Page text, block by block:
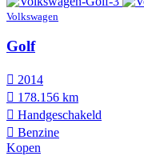
Volkswagen
Golf
2014
178.156 km
Hand­geschakeld
Benzine
Kopen